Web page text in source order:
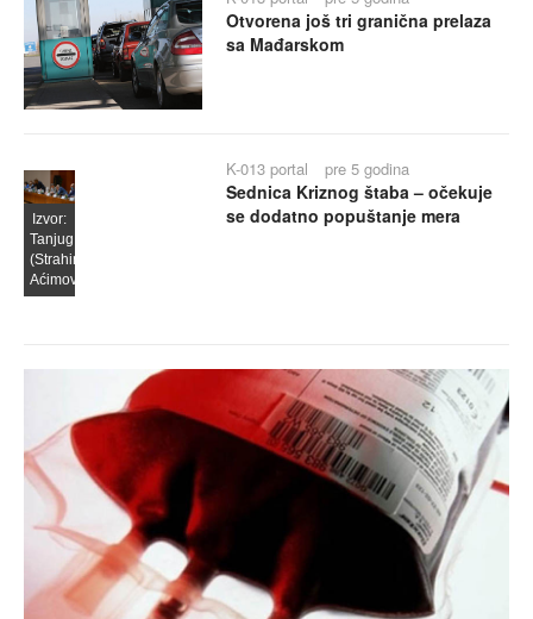
Otvorena još tri granična prelaza
sa Mađarskom
Izvor:
Tanjug
(Strahinja
Aćimović)
K-013 portal pre 5 godina
Sednica Kriznog štaba – očekuje
se dodatno popuštanje mera